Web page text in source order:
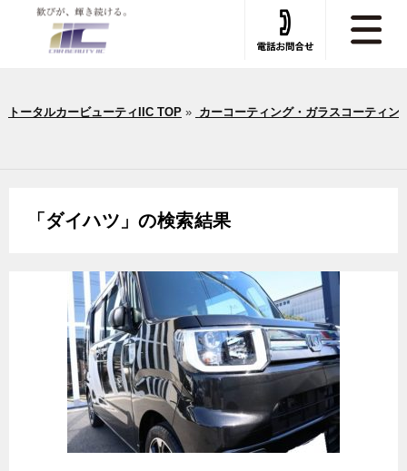
トータルカービューティIIC TOP» カーコーティング・ガラスコーティン
「ダイハツ 」の検索結果